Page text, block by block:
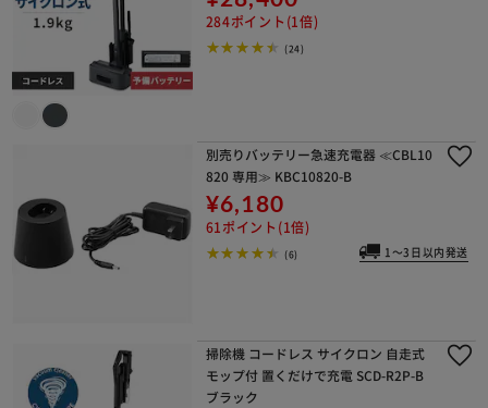
284ポイント(1倍)
(24)
別売りバッテリー急速充電器 ≪CBL10
820 専用≫ KBC10820-B
¥6,180
61ポイント(1倍)
(6) 1～3日以内発送
掃除機 コードレス サイクロン 自走式
モップ付 置くだけで充電 SCD-R2P-B
ブラック